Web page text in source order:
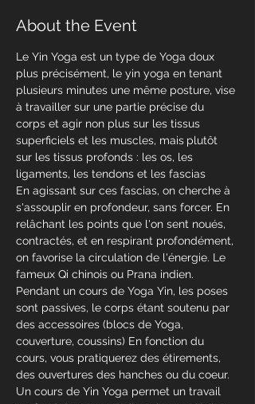
About the Event
Le Yin Yoga est un type de Yoga doux
plus précisément, le yin yoga en tenant
plusieurs minutes une même posture, vise
à travailler sur une partie précise du
corps et agir non plus sur les tissus
superficiels et les muscles, mais plutôt
sur les tissus profonds : les os, les
ligaments, les tendons et les fascias
En agissant sur ces fascias, on cherche à
s'assouplir en profondeur, sans forcer. En
relâchant les points que l'on sent noués,
contractés, et en respirant profondément,
on favorise la circulation de l'énergie. Le
fameux Qi chinois ou Prana indien.
Pendant un cours de Yoga Yin, les poses
sont passives, le corps étant soutenu par
des accessoires (blocs de Yoga,
couverture, coussins) En fonction du
cours, vous pratiquerez des étirements,
des ouvertures des hanches ou du coeur.
Un cours de Yin Yoga permet un travail